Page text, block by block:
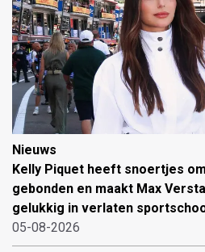
Nieuws
Kelly Piquet heeft snoertjes
gebonden en maakt Max
gelukkig in verlaten
05-08-2026